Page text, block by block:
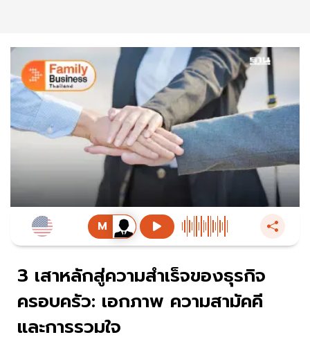
3 เสาหลักสู่ความสำเร็จของธุรกิจ
ครอบครัว: เอกภาพ ความสามัคคี
และการรวมใจ